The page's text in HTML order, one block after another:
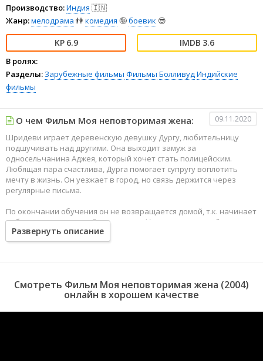
Производство:Индия 🇮🇳
Жанр:мелодрама 👫комедия 🤪боевик 😎
6.9 3.6
В ролях:
Разделы: Зарубежные фильмы Фильмы БолливудИндийские
фильмы
О чем Фильм Моя неповторимая жена: 09.11.2020
Шридеви играет деревенскую девушку Дургу, любительницу
подшучивать над другими. Она выходит замуж за
односельчанина Аджея, который хочет стать полицейским.
Любящая пара счастлива, Дурга помогает супругу воплотить
мечту в жизнь. Он уезжает в город, но связь держится через
регулярные письма.
По окончании обучения он не возвращается домой, т.к. начинает
работать и вызывает Дургу в город. У честного полицейского
есть коррумпированный начальник - Чоразия, правая рука
гангстера дона Бхаирава. Однажды Акшай задерживает
Чоразия позволяет ему выйти сухим из воды. Бхаирав посылает
Тем временем Дурга сталкивается с подельниками Бхаирава и с
Развернуть описание
Смотреть Фильм Моя неповторимая жена (2004)
онлайн в хорошем качестве